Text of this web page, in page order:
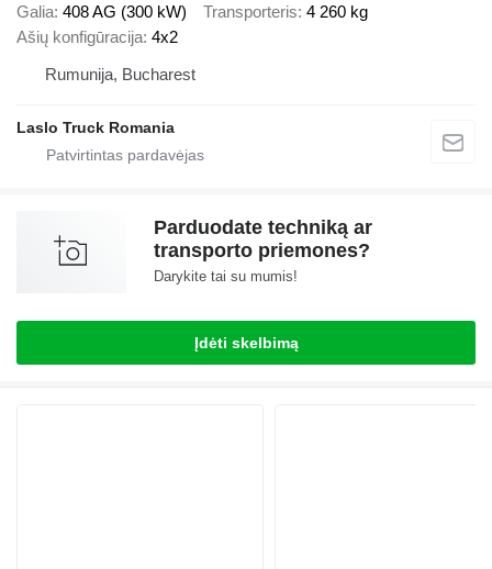
Galia 408 AG (300 kW) Transporteris 4 260 kg
Ašių konfigūracija 4x2
Rumunija, Bucharest
Laslo Truck Romania
Parduodate techniką ar
transporto priemones?
Darykite tai su mumis!
Įdėti skelbimą